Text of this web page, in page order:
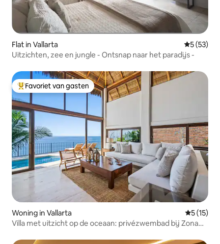
Flat in Vallarta
5 (53)
Uitzichten, zee en jungle - Ontsnap naar het paradijs -
Topfavoriet van gasten
Favoriet van gasten
Woning in Vallarta
5 (15)
Villa met uitzicht op de oceaan: privézwembad bij Zona